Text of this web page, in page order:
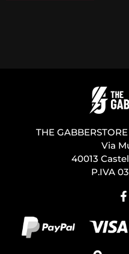
THE
Via
40013
P.IVA